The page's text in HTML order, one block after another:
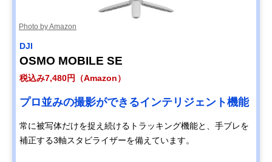
Photo by Amazon
DJI
OSMO MOBILE SE
税込み7,480円（Amazon）
プロ並みの撮影ができるインテリジェント機能
常に被写体だけを捉え続けるトラッキング機能と、手ブレを
補正する3軸スタビライザーを備えています。